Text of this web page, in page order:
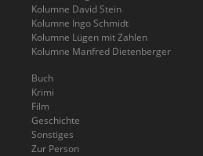
Kolumne David Stein
Kolumne Ingo Schmidt
Kolumne Lügen mit Zahlen
Kolumne Manfred Dietenberger
Buch
Krimi
Film
Geschichte
Sonstiges
Zur Person